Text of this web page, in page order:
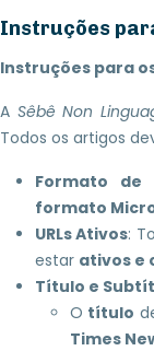
Instruções
Instruções para
A Sêbê Non
Todos os artigos
Formato de
formato
URLs Ativos:
estar ativos e
Título e
O título
Times